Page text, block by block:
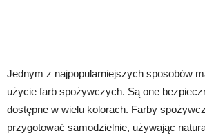
Jednym z najpopularniejszych sposobów
użycie farb spożywczych. Są one
dostępne w wielu kolorach. Farby
przygotować samodzielnie, używając